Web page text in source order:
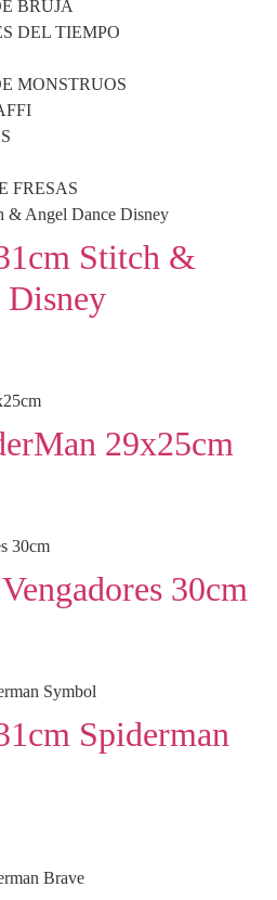
BRUJA
DEL TIEMPO
MONSTRUOS
FRESAS
Stitch &
Disney
29x25cm
30cm
Spiderman